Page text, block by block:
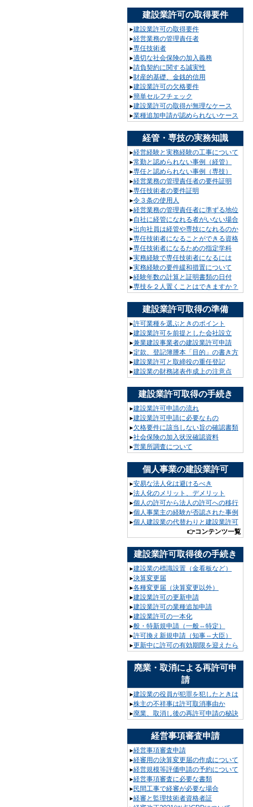
建設業許可の取得要件
▸建設業許可の取得要件
▸経営業務の管理責任者
▸専任技術者
▸適切な社会保険の加入義務
▸請負契約に関する誠実性
▸財産的基礎、金銭的信用
▸建設業許可の欠格要件
▸簡単セルフチェック
▸建設業許可の取得が無理なケース
▸業種追加申請が認められないケース
経管・専技の実務知識
▸経営経験と実務経験の工事について
▸常勤と認められない事例（経管）
▸専任と認められない事例（専技）
▸経営業務の管理責任者の要件証明
▸専任技術者の要件証明
▸令３条の使用人
▸経営業務の管理責任者に準ずる地位
▸自社に経管になれる者がいない場合
▸出向社員は経管や専技になれるのか
▸専任技術者になることができる資格
▸専任技術者になるための指定学科
▸実務経験で専任技術者になるには
▸実務経験の要件緩和措置について
▸経験年数の計算と証明書類の日付
▸専技を２人置くことはできますか？
建設業許可取得の準備
▸許可業種を選ぶときのポイント
▸建設業許可を前提とした会社設立
▸兼業建設事業者の建設業許可申請
▸定款、登記簿謄本「目的」の書き方
▸建設業許可と取締役の重任登記
▸建設業の財務諸表作成上の注意点
建設業許可取得の手続き
▸建設業許可申請の流れ
▸建設業許可申請に必要なもの
▸欠格要件に該当しない旨の確認書類
▸社会保険の加入状況確認資料
▸営業所調査について
個人事業の建設業許可
▸安易な法人化は避けるべき
▸法人化のメリット、デメリット
▸個人の許可から法人の許可への移行
▸個人事業主の経験が否認された事例
▸個人建設業の代替わりと建設業許可
👉コンテンツ一覧
建設業許可取得後の手続き
▸建設業の標識設置（金看板など）
▸決算変更届
▸各種変更届（決算変更以外）
▸建設業許可の更新申請
▸建設業許可の業種追加申請
▸建設業許可の一本化
▸般・特新規申請（一般⇔特定）
▸許可換え新規申請（知事⇔大臣）
▸更新中に許可の有効期限を迎えたら
廃業・取消による再許可申
請
▸建設業の役員が犯罪を犯したときは
▸株主の不祥事は許可取消事由か
▸廃業、取消し後の再許可申請の秘訣
経営事項審査申請
▸経営事項審査申請
▸経審用の決算変更届の作成について
▸経営規模等評価申請の予約について
▸経営事項審査に必要な書類
▸民間工事で経審が必要な場合
▸経審と監理技術者資格者証